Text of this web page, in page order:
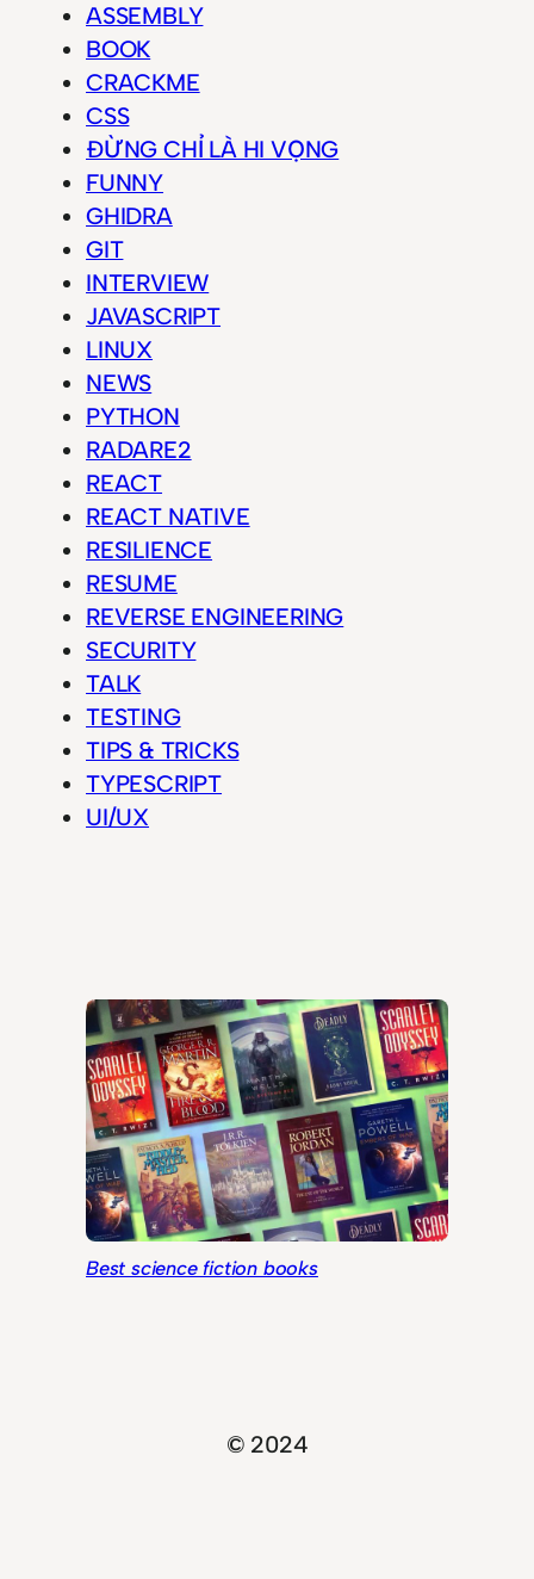
ASSEMBLY
BOOK
CRACKME
CSS
ĐỪNG CHỈ LÀ HI VỌNG
FUNNY
GHIDRA
GIT
INTERVIEW
JAVASCRIPT
LINUX
NEWS
PYTHON
RADARE2
REACT
REACT NATIVE
RESILIENCE
RESUME
REVERSE ENGINEERING
SECURITY
TALK
TESTING
TIPS & TRICKS
TYPESCRIPT
UI/UX
Best science fiction books
© 2024